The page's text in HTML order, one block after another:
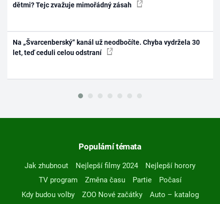
dětmi? Tejc zvažuje mimořádný zásah
Na „Švarcenberský“ kanál už neodbočíte. Chyba vydržela 30
let, teď ceduli celou odstraní
Populární témata
Jak zhubnout Nejlepší filmy 2024
Nejlepší horory
TV program
Změna času Partie
Počasí
Kdy budou volby
ZOO Nové začátky
Auto – katalog